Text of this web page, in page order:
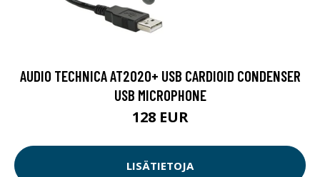
AUDIO TECHNICA AT2020+ USB CARDIOID CONDENSER
USB MICROPHONE
128 EUR
LISÄTIETOJA